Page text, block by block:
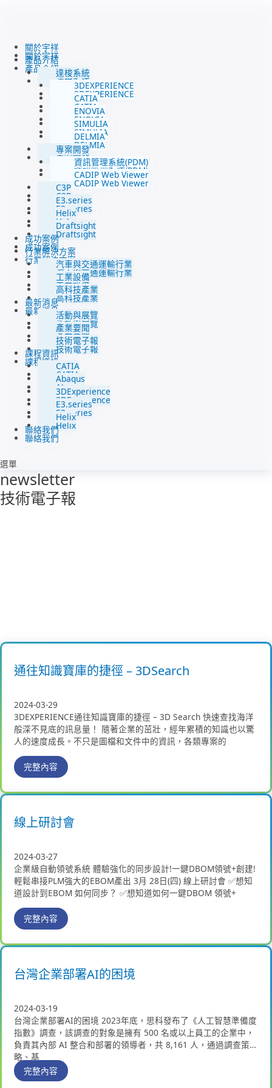
關於宇祥
產品介紹
達梭系統
3DEXPERIENCE
CATIA
ENOVIA
SIMULIA
DELMIA
專案開發
資訊管理系統(PDM)
CADIP Web Viewer
C3P
E3.series
Helix
Draftsight
成功案例
行業解決方案
汽車與交通運輸行業
工業設備
高科技產業
最新消息
活動與展覽
產業要聞
技術電子報
課程資訊
CATIA
Abaqus
3DExperience
E3.series
Helix
聯絡我們
選單
關於宇祥
產品介紹
達梭系統
3DEXPERIENCE
CATIA
ENOVIA
SIMULIA
DELMIA
專案開發
資訊管理系統(PDM)
CADIP Web Viewer
C3P
E3.series
Helix
Draftsight
成功案例
行業解決方案
汽車與交通運輸行業
工業設備
高科技產業
最新消息
活動與展覽
產業要聞
技術電子報
課程資訊
CATIA
Abaqus
3DExperience
E3.series
Helix
聯絡我們
newsletter
技術電子報
通往知識寶庫的捷徑 – 3DSearch
2024-03-29
3DEXPERIENCE通往知識寶庫的捷徑 – 3D Search 快速查找海洋
般深不見底的訊息量！ 隨著企業的茁壯，經年累積的知識也以驚
人的速度成長。不只是圖檔和文件中的資訊，各類專案的
完整內容
線上研討會
2024-03-27
企業級自動領號系統 體驗強化的同步設計!一鍵DBOM領號+創建!
輕鬆串接PLM強大的EBOM產出 3月 28日(四) 線上研討會 ✅想知
道設計到EBOM 如何同步？ ✅想知道如何一鍵DBOM 領號+
完整內容
台灣企業部署AI的困境
2024-03-19
台灣企業部署AI的困境 2023年底，思科發布了《人工智慧準備度
指數》調查，該調查的對象是擁有 500 名或以上員工的企業中，
負責其內部 AI 整合和部署的領導者，共 8,161 人，通過調查策
略、基
完整內容